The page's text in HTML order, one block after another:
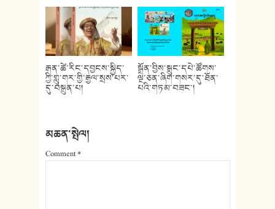
རྒན་ཚེ་རིང་དབྱངས་སྐྱིད་
ཀྱི་གླུ་གར་གྱི་རྒྱལ་སྲས་པར་
དུ་བསྐྲུན་པ།
སྒྲོན་བྱིས་སྒྲུང་དཔེ་ཚོགས་
ལྔ་ཅན་ཞིག་གསར་དུ་ཐོན་
པའི་གཏམ་བཟང་།
མཆན་སྤེལ།
Comment*